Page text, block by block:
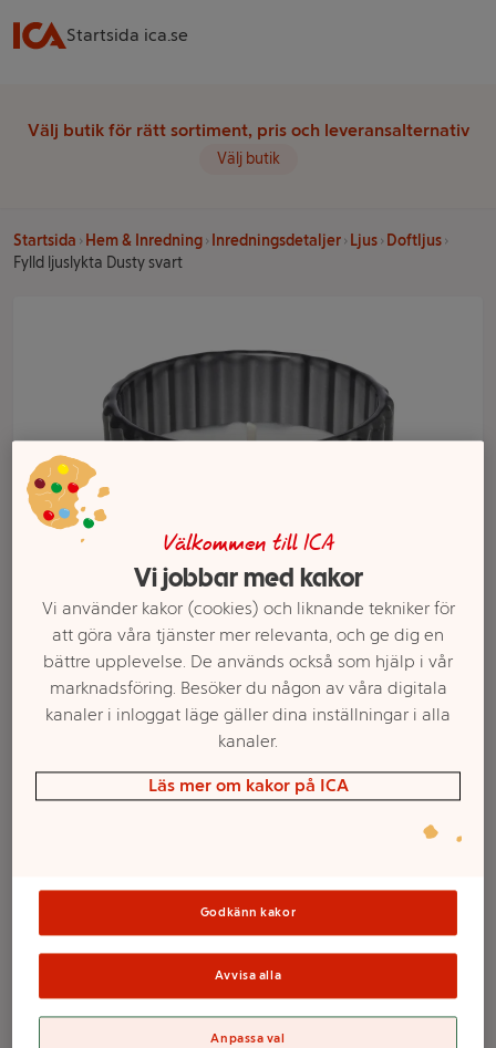
Startsida ica.se
Välj butik för rätt sortiment, pris och leveransalternativ
Välj butik
Startsida Hem & Inredning Inredningsdetaljer Ljus
Doftljus
Fylld ljuslykta Dusty svart
Fylld ljuslykta
Dusty svart
Välj butik och handla
Välkommen till ICA
Vi jobbar med kakor
Vi använder kakor (cookies) och liknande tekniker för
att göra våra tjänster mer relevanta, och ge dig en
bättre upplevelse. De används också som hjälp i vår
marknadsföring. Besöker du någon av våra digitala
kanaler i inloggat läge gäller dina inställningar i alla
kanaler.
Läs mer om kakor på ICA
Godkänn kakor
Avvisa alla
Anpassa val